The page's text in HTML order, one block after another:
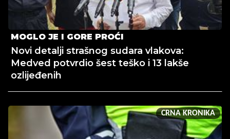
MOGLO JE I GORE PROĆI
Novi detalji strašnog sudara vlakova:
Medved potvrdio šest teško i 13 lakše
ozlijeđenih
CRNA KRONIKA